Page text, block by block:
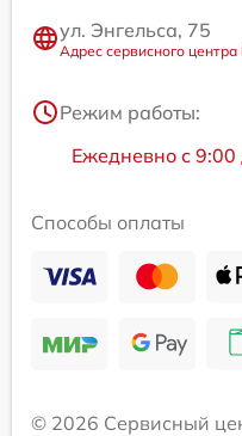
ул. Энгельса, 75
Адрес сервисного центра
Режим работы:
Ежедневно с 9:00
Способы оплаты
© 2026 Сервисный